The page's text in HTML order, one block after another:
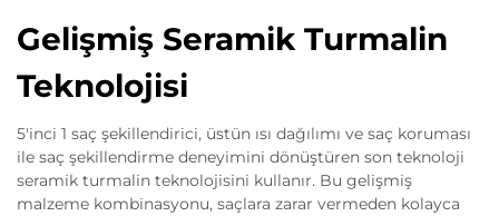
Gelişmiş Seramik Turmalin
Teknolojisi
5'inci 1 saç şekillendirici, üstün ısı dağılımı ve saç koruması
ile saç şekillendirme deneyimini dönüştüren son teknoloji
seramik turmalin teknolojisini kullanır. Bu gelişmiş
malzeme kombinasyonu, saçlara zarar vermeden kolayca